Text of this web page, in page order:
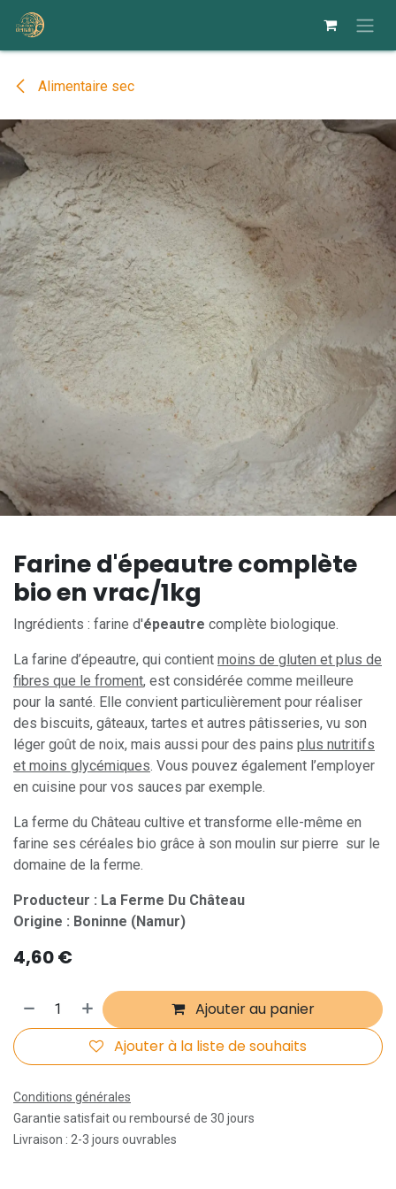
Se rendre au contenu
Alimentaire sec
Farine d'épeautre complète
bio en vrac/1kg
Ingrédients : farine d'épeautre complète biologique.
La farine d’épeautre, qui contient moins de gluten et plus de
fibres que le froment, est considérée comme meilleure
pour la santé. Elle convient particulièrement pour réaliser
des biscuits, gâteaux, tartes et autres pâtisseries, vu son
léger goût de noix, mais aussi pour des pains plus nutritifs
et moins glycémiques. Vous pouvez également l’employer
en cuisine pour vos sauces par exemple.
La ferme du Château cultive et transforme elle-même en
farine ses céréales bio grâce à son moulin sur pierre sur le
domaine de la ferme.
Producteur : La Ferme Du Château
Origine : Boninne (Namur)
4,60€
Ajouter au panier
Ajouter à la liste de souhaits
Conditions générales
Garantie satisfait ou remboursé de 30 jours
Livraison : 2-3 jours ouvrables